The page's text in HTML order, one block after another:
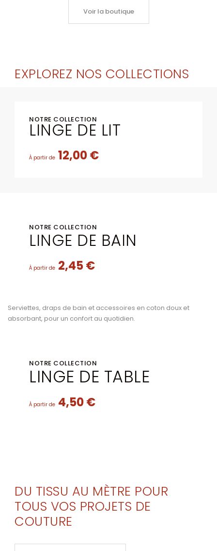
Voir la boutique
EXPLOREZ NOS COLLECTIONS
NOTRE COLLECTION
LINGE DE LIT
À partir de 12,00 €
NOTRE COLLECTION
LINGE DE BAIN
À partir de 2,45 €
Serviettes, draps de bain et accessoires en coton doux et
absorbant, pour un confort au quotidien.
NOTRE COLLECTION
LINGE DE TABLE
À partir de 4,50 €
DU TISSU AU MÈTRE POUR
TOUS VOS PROJETS DE
COUTURE